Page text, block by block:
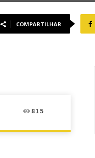
COMPARTILHAR
815